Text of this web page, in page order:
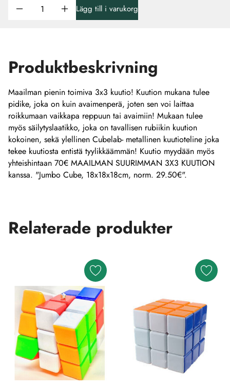
Lägg till i varukorg
Produktbeskrivning
Maailman pienin toimiva 3x3 kuutio! Kuution mukana tulee
pidike, joka on kuin avaimenperä, joten sen voi laittaa
roikkumaan vaikkapa reppuun tai avaimiin! Mukaan tulee
myös säilytyslaatikko, joka on tavallisen rubiikin kuution
kokoinen, sekä ylellinen Cubelab- metallinen kuutioteline joka
tekee kuutiosta entistä tyylikkäämmän! Kuutio myydään myös
yhteishintaan 70€ MAAILMAN SUURIMMAN 3X3 KUUTION
kanssa. "Jumbo Cube, 18x18x18cm, norm. 29.50€".
Relaterade produkter